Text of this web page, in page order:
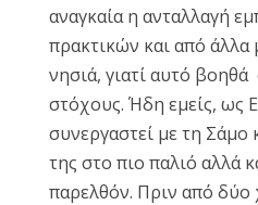
αναγκαία η ανταλλαγή
πρακτικών και από άλλα
νησιά, γιατί αυτό
στόχους. Ήδη εμείς, ως
συνεργαστεί με τη Σάμο
της στο πιο παλιό αλλά
παρελθόν. Πριν από δύο